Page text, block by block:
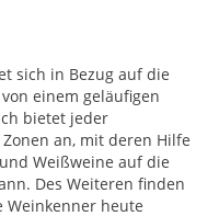
sich in Bezug auf die
einem geläufigen
bietet jeder
an, mit deren Hilfe
Weißweine auf die
Des Weiteren finden
heute